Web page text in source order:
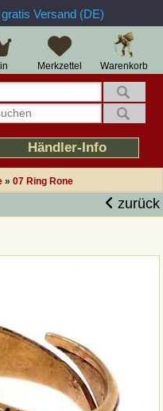
Versand (DE)
Warenkorb
Merkzettel
Händler-Info
» 07 Ring Rone
zurück
14 Tage Widerrufsrecht
Über 25 Jahre Erfahrung
Rücküberweisung
bei Retouren
Auftragsabwicklung